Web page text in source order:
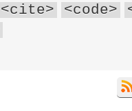
<cite> <code>